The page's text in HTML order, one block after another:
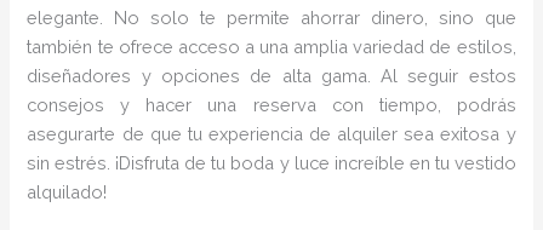
elegante. No solo te permite ahorrar dinero, sino que
también te ofrece acceso a una amplia variedad de estilos,
diseñadores y opciones de alta gama. Al seguir estos
consejos y hacer una reserva con tiempo, podrás
asegurarte de que tu experiencia de alquiler sea exitosa y
sin estrés. ¡Disfruta de tu boda y luce increíble en tu vestido
alquilado!